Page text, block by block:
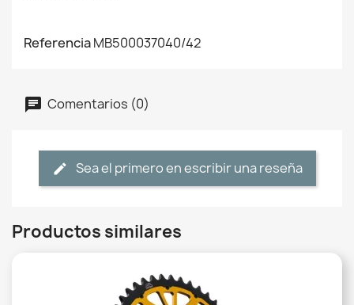
ReferenciaMB500037040/42
Comentarios (0)
Sea el primero en escribir una reseña
Productos similares